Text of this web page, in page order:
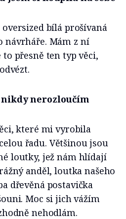
bílá prošívaná
návrháře. Mám z ní
přesně ten typ věci,
nikdy nerozloučím
které mi vyrobila
řadu. Většinou jsou
loutky, jež nám hlídají
anděl, loutka našeho
dřevěná postavička
Moc si jich vážím
nehodlám.